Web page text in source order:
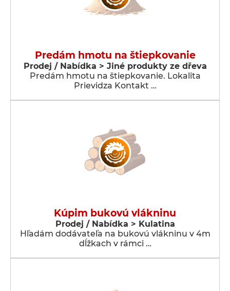
Predám hmotu na štiepkovanie
Prodej / Nabídka > Jiné produkty ze dřeva
Predám hmotu na štiepkovanie. Lokalita
Prievidza Kontakt …
Kúpim bukovú vlákninu
Prodej / Nabídka > Kulatina
Hľadám dodávateľa na bukovú vlákninu v 4m
dĺžkach v rámci …